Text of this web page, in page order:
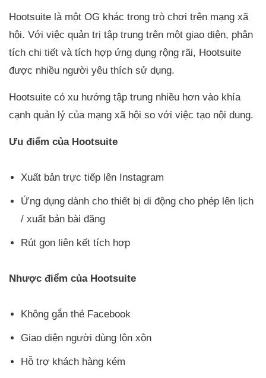
Hootsuite là một OG khác trong trò chơi trên mạng xã
hội. Với việc quản trị tập trung trên một giao diện, phân
tích chi tiết và tích hợp ứng dụng rộng rãi, Hootsuite
được nhiều người yêu thích sử dụng.
Hootsuite có xu hướng tập trung nhiều hơn vào khía
cạnh quản lý của mạng xã hội so với việc tạo nội dung.
Ưu điểm của Hootsuite
Xuất bản trực tiếp lên Instagram
Ứng dụng dành cho thiết bị di động cho phép lên lịch
/ xuất bản bài đăng
Rút gọn liên kết tích hợp
Nhược điểm của Hootsuite
Không gắn thẻ Facebook
Giao diện người dùng lộn xộn
Hỗ trợ khách hàng kém